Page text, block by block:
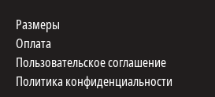
Размеры
Оплата
Пользовательское соглашение
Политика конфиденциальности